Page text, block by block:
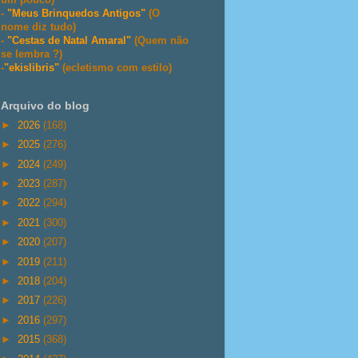
- "Meus Brinquedos Antigos" (O
nome diz tudo)
- "Cestas de Natal Amaral" (Quem não
se lembra ?)
-"ekislibris" (ecletismo com estilo)
Arquivo do blog
► 2026 (168)
► 2025 (276)
► 2024 (249)
► 2023 (287)
► 2022 (294)
► 2021 (300)
► 2020 (207)
► 2019 (211)
► 2018 (204)
► 2017 (226)
► 2016 (297)
► 2015 (368)